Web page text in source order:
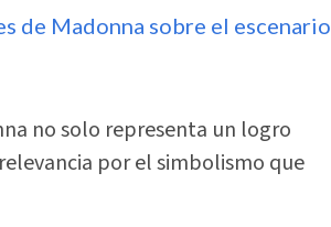
de Madonna sobre el escenario
no solo representa un logro
por el simbolismo que